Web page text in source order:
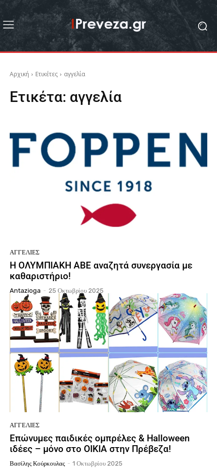
Αρχική Ετικέτες αγγελία
Ετικέτα: αγγελία
ΑΓΓΕΛΊΕΣ
Η ΟΛΥΜΠΙΑΚΗ ΑΒΕ αναζητά συνεργασία με
καθαριστήριο!
Antazioga - 25 Οκτωβρίου 2025
ΑΓΓΕΛΊΕΣ
Επώνυμες παιδικές ομπρέλες & Halloween
ιδέες – μόνο στο ΟΙΚΙΑ στην Πρέβεζα!
Βασίλης Κούρκουλας - 1 Οκτωβρίου 2025